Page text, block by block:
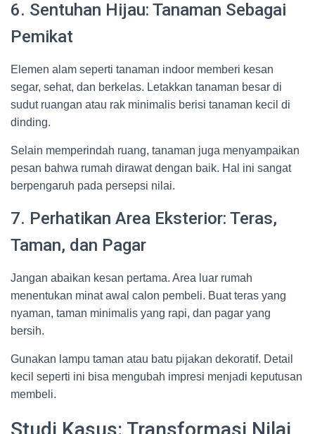
6. Sentuhan Hijau: Tanaman Sebagai
Pemikat
Elemen alam seperti tanaman indoor memberi kesan
segar, sehat, dan berkelas. Letakkan tanaman besar di
sudut ruangan atau rak minimalis berisi tanaman kecil di
dinding.
Selain memperindah ruang, tanaman juga menyampaikan
pesan bahwa rumah dirawat dengan baik. Hal ini sangat
berpengaruh pada persepsi nilai.
7. Perhatikan Area Eksterior: Teras,
Taman, dan Pagar
Jangan abaikan kesan pertama. Area luar rumah
menentukan minat awal calon pembeli. Buat teras yang
nyaman, taman minimalis yang rapi, dan pagar yang
bersih.
Gunakan lampu taman atau batu pijakan dekoratif. Detail
kecil seperti ini bisa mengubah impresi menjadi keputusan
membeli.